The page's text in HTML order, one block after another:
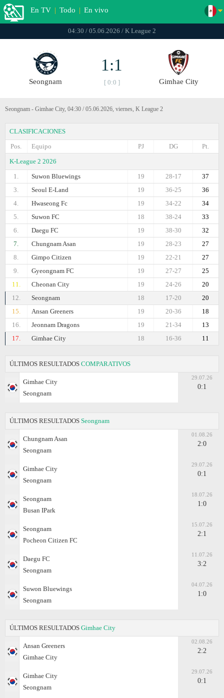
En TV | Todo | En vivo
04:30 / 05.06.2026 / K League 2
Seongnam
1:1
[ 0:0 ] Gimhae City
Seongnam - Gimhae City, 04:30 / 05.06.2026, viernes, K League 2
CLASIFICACIONES
Pos.
Equipo Pt.
DG
PJ
K-League 2 2026
1.
Suwon Bluewings 37
28-17
19
3.
Seoul E-Land 36
36-25
19
4.
Hwaseong Fc 34
34-22
19
5.
Suwon FC 33
38-24
18
6.
Daegu FC 32
38-30
19
7.
Chungnam Asan 27
28-23
19
8.
Gimpo Citizen 27
22-21
19
9.
Gyeongnam FC 25
27-27
19
11.
Cheonan City 20
24-26
19
12.
Seongnam 20
17-20
18
15.
Ansan Greeners 18
20-36
19
16.
Jeonnam Dragons 13
21-34
19
17.
Gimhae City 11
16-36
18
ÚLTIMOS RESULTADOS COMPARATIVOS
Gimhae City
Seongnam
29.07.26
0:1
ÚLTIMOS RESULTADOS Seongnam
Chungnam Asan
Seongnam
01.08.26
2:0
Gimhae City
Seongnam
29.07.26
0:1
Seongnam
Busan IPark
18.07.26
1:0
Seongnam
Pocheon Citizen FC
15.07.26
2:1
Daegu FC
Seongnam
11.07.26
3:2
Suwon Bluewings
Seongnam
04.07.26
1:0
ÚLTIMOS RESULTADOS Gimhae City
Ansan Greeners
Gimhae City
02.08.26
2:2
Gimhae City
Seongnam
29.07.26
0:1